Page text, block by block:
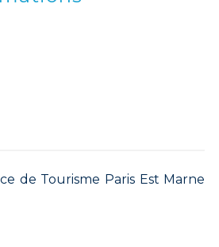
de Tourisme Paris Est Marne